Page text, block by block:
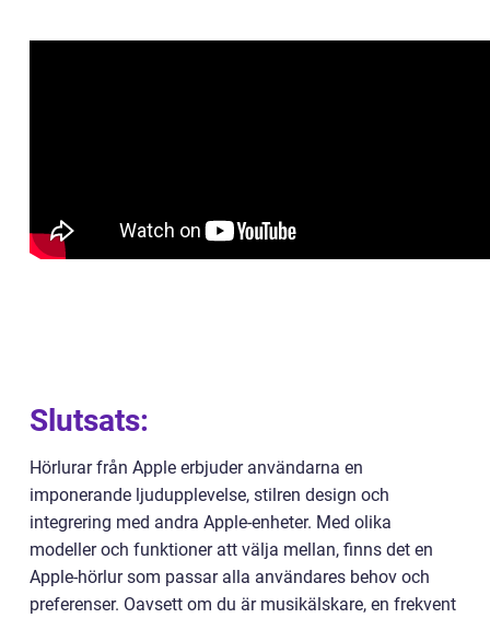
Slutsats:
Hörlurar från Apple erbjuder användarna en
imponerande ljudupplevelse, stilren design och
integrering med andra Apple-enheter. Med olika
modeller och funktioner att välja mellan, finns det en
Apple-hörlur som passar alla användares behov och
preferenser. Oavsett om du är musikälskare, en frekvent